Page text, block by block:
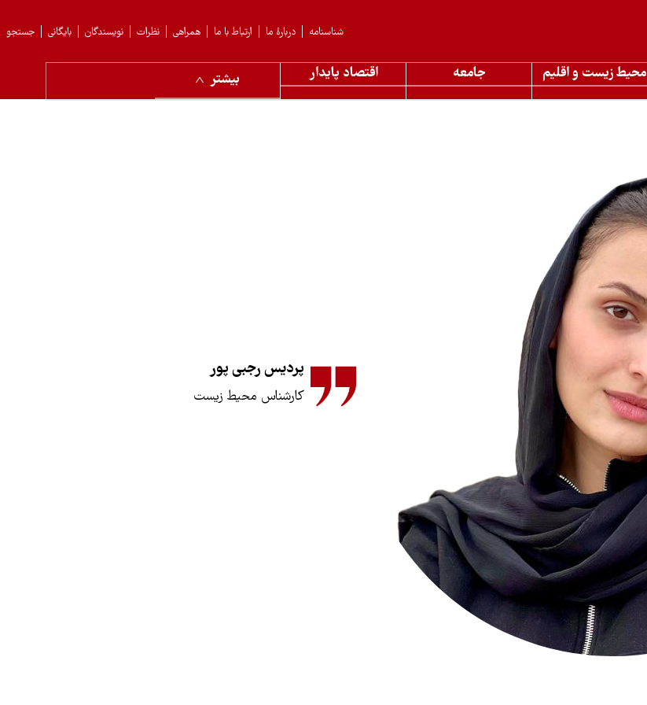
جستجو بایگانی نویسندگان نظرات همراهی ارتباط با ما دربارهٔ ما شناسنامه
محیط زیست و اقلیم جامعه اقتصاد پایدار بیشتر
پردیس رجبی پور
کارشناس محیط زیست